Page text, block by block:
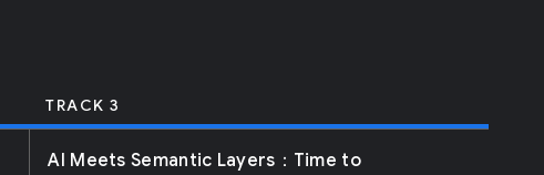
TRACK 3
AI Meets Semantic Layers：Time to